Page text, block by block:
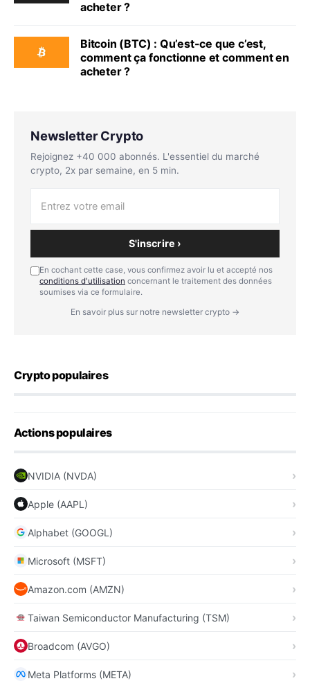
acheter ?
Bitcoin (BTC) : Qu’est-ce que c’est,
comment ça fonctionne et comment en
acheter ?
Newsletter Crypto
Rejoignez +40 000 abonnés. L'essentiel du marché
crypto, 2x par semaine, en 5 min.
S'inscrire ›
En cochant cette case, vous confirmez avoir lu et accepté nos
conditions d'utilisation concernant le traitement des données
soumises via ce formulaire.
En savoir plus sur notre newsletter crypto →
Crypto populaires
Actions populaires
NVIDIA (NVDA)
Apple (AAPL)
Alphabet (GOOGL)
Microsoft (MSFT)
Amazon.com (AMZN)
Taiwan Semiconductor Manufacturing (TSM)
Broadcom (AVGO)
Meta Platforms (META)